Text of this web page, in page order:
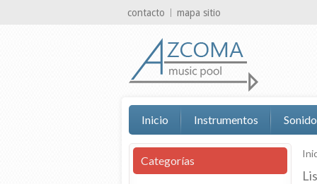
contacto mapa sitio
Inicio Instrumentos Sonido
Categorías